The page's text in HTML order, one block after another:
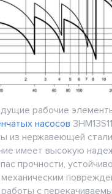
рабочие
насосов
из нержавеющей
имеет высокую
прочности,
с